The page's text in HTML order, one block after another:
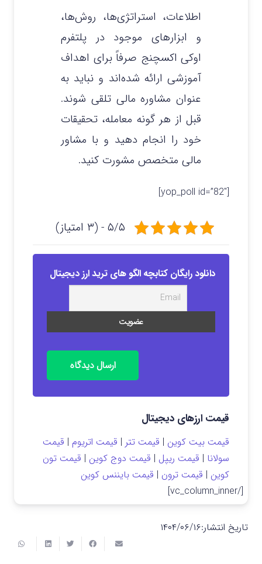
اطلاعات، استراتژی‌ها، روش‌ها،
و ابزارهای موجود در پلتفرم
اوکی اکسچنج صرفاً برای اهداف
آموزشی ارائه شده‌اند و نباید به
عنوان مشاوره مالی تلقی شوند.
قبل از هر گونه معامله، تحقیقات
خود را انجام دهید و با مشاور
مالی متخصص مشورت کنید.
[yop_poll id=”82″]
۵/۵ - (۳ امتیاز)
دانلود رایگان کتابچه الگو های ترید ارز دیجیتال
ارسال دیدگاه
قیمت ارزهای دیجیتال
قیمت بیت کوین | قیمت تتر | قیمت اتریوم | قیمت
سولانا | قیمت ریپل | قیمت دوج کوین | قیمت تون
کوین | قیمت ترون | قیمت بایننس کوین
[/vc_column_inner]
تاریخ انتشار:۱۴۰۴/۰۶/۱۶